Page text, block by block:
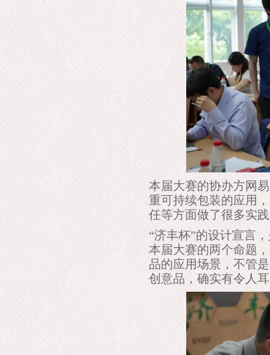
本届大赛的协办方网
重可持续包装的应用
任等方面做了很多实
“济丰杯”的设计宣言
本届大赛的两个命题
品的应用场景，不管
创意品，确实有令人